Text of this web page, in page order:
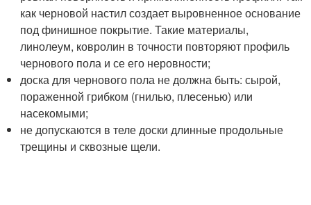
как черновой настил создает выровненное основание
под финишное покрытие. Такие материалы,
линолеум, ковролин в точности повторяют профиль
чернового пола и се его неровности;
доска для чернового пола не должна быть: сырой,
пораженной грибком (гнилью, плесенью) или
насекомыми;
не допускаются в теле доски длинные продольные
трещины и сквозные щели.